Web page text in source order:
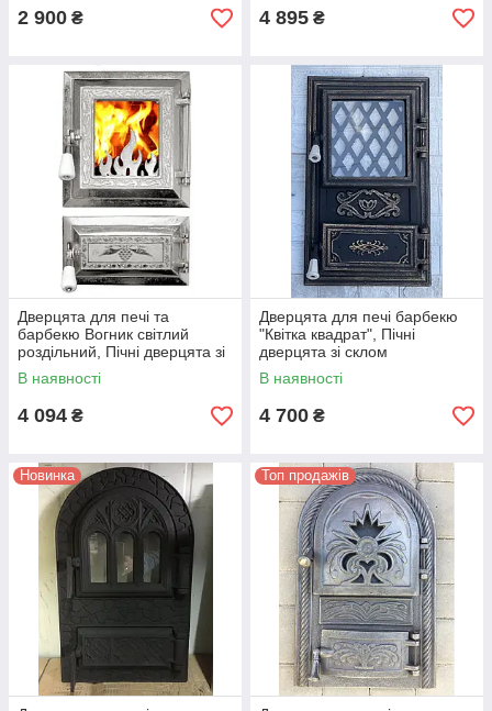
2 900 ₴ 4 895 ₴
Дверцята для печі та
барбекю Вогник світлий
роздільний, Пічні дверцята зі
склом
В наявності
4 094 ₴
Дверцята для печі барбекю
"Квітка квадрат", Пічні
дверцята зі склом
В наявності
4 700 ₴
Новинка Топ продажів